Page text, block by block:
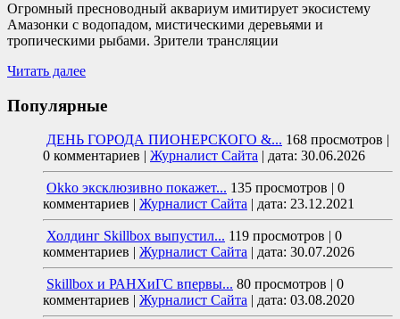
Огромный пресноводный аквариум имитирует экосистему
Амазонки с водопадом, мистическими деревьями и
тропическими рыбами. Зрители трансляции
Читать далее
Популярные
ДЕНЬ ГОРОДА ПИОНЕРСКОГО &... 168 просмотров
0 комментариев
Журналист Сайта дата: 30.06.2026
Okko эксклюзивно покажет... 135 просмотров
0
комментариев
Журналист Сайта дата: 23.12.2021
Холдинг Skillbox выпустил... 119 просмотров
0
комментариев
Журналист Сайта дата: 30.07.2026
Skillbox и РАНХиГС впервы... 80 просмотров
0
комментариев
Журналист Сайта дата: 03.08.2020